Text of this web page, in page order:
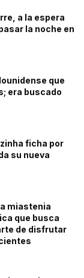
a la espera
la noche en
que
era buscado
ficha por
su nueva
miastenia
que busca
de disfrutar